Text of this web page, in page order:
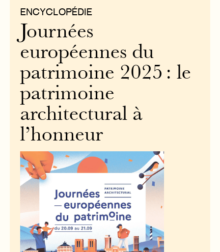
ENCYCLOPÉDIE
Journées
européennes du
patrimoine 2025 : le
patrimoine
architectural à
l’honneur